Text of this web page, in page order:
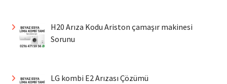
H20 Arıza Kodu Ariston çamaşır makinesi
Sorunu
LG kombi E2 Arızası Çözümü